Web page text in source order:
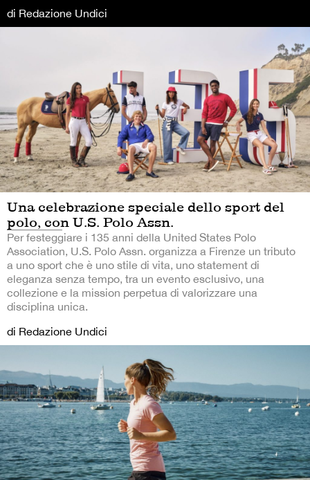
di Redazione Undici
Una celebrazione speciale dello sport del
polo, con U.S. Polo Assn.
Per festeggiare i 135 anni della United States Polo
Association, U.S. Polo Assn. organizza a Firenze un tributo
a uno sport che è uno stile di vita, uno statement di
eleganza senza tempo, tra un evento esclusivo, una
collezione e la mission perpetua di valorizzare una
disciplina unica.
di Redazione Undici